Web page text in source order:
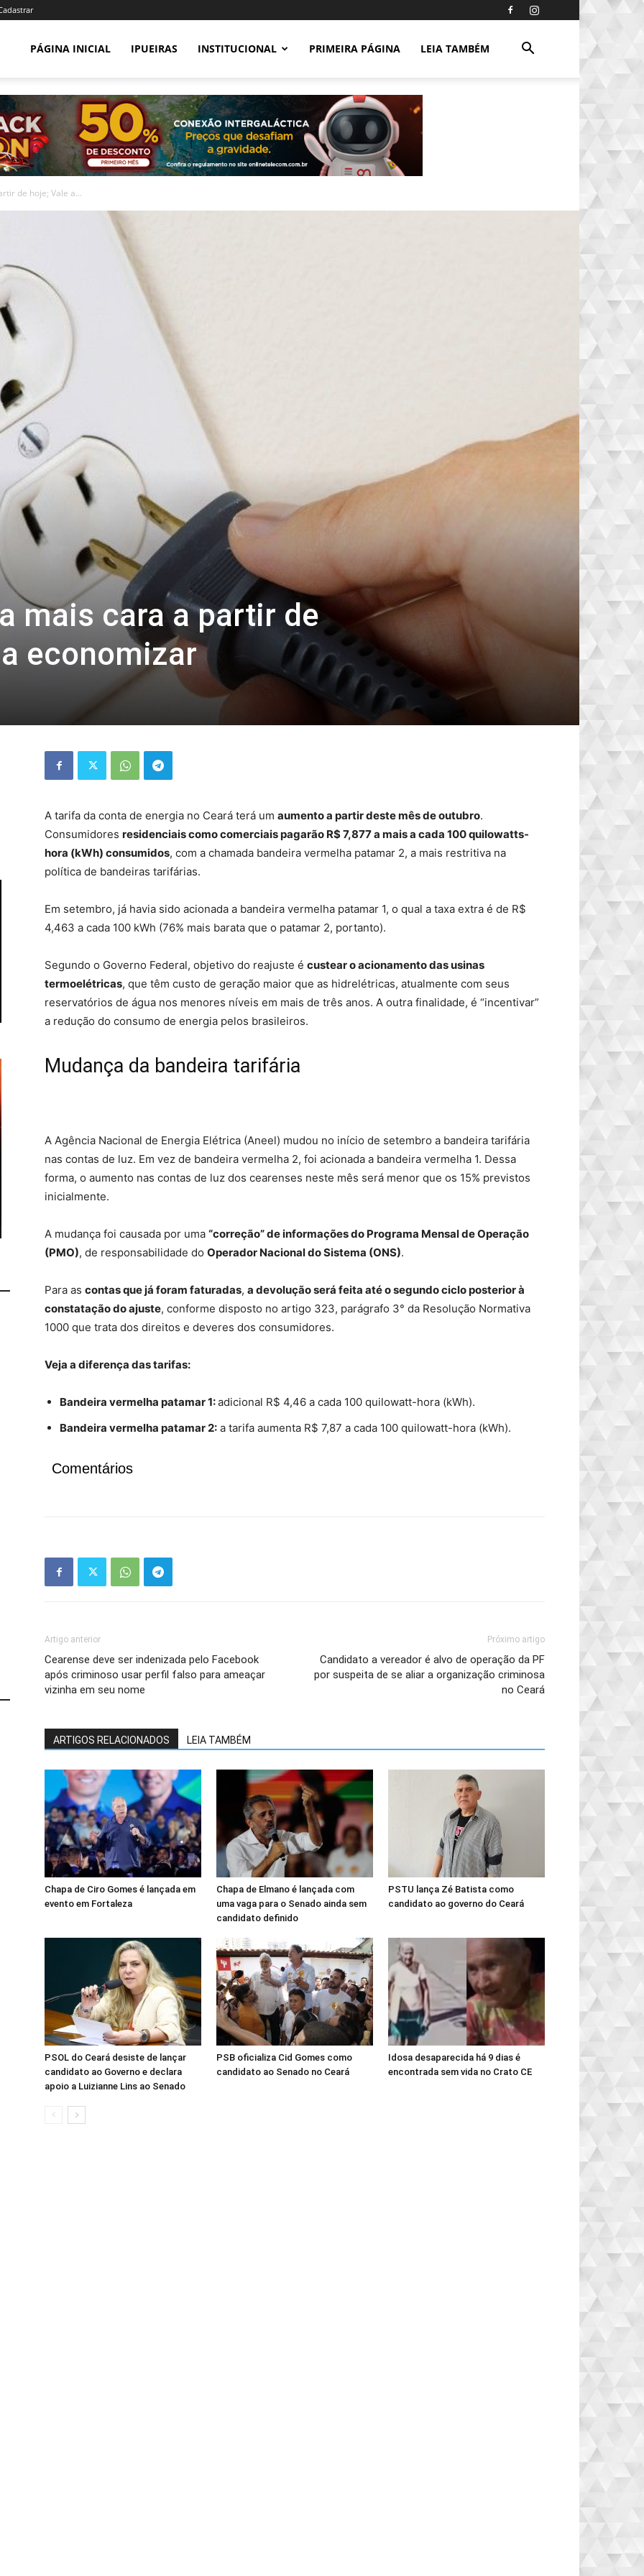
PÁGINA INICIAL IPUEIRAS INSTITUCIONAL PRIMEIRA PÁGINA LEIA TAMBÉM
de hoje; Vale a...
mais cara a partir de
economizar
A tarifa da conta de energia no Ceará terá um aumento a partir deste mês de outubro.
Consumidores residenciais como comerciais pagarão R$ 7,877 a mais a cada 100 quilowatts-
hora (kWh) consumidos, com a chamada bandeira vermelha patamar 2, a mais restritiva na
política de bandeiras tarifárias.
Em setembro, já havia sido acionada a bandeira vermelha patamar 1, o qual a taxa extra é de R$
4,463 a cada 100 kWh (76% mais barata que o patamar 2, portanto).
Segundo o Governo Federal, objetivo do reajuste é custear o acionamento das usinas
termoelétricas, que têm custo de geração maior que as hidrelétricas, atualmente com seus
reservatórios de água nos menores níveis em mais de três anos. A outra finalidade, é “incentivar”
a redução do consumo de energia pelos brasileiros.
Mudança da bandeira tarifária
A Agência Nacional de Energia Elétrica (Aneel) mudou no início de setembro a bandeira tarifária
nas contas de luz. Em vez de bandeira vermelha 2, foi acionada a bandeira vermelha 1. Dessa
forma, o aumento nas contas de luz dos cearenses neste mês será menor que os 15% previstos
inicialmente.
A mudança foi causada por uma “correção” de informações do Programa Mensal de Operação
(PMO), de responsabilidade do Operador Nacional do Sistema (ONS).
Para as contas que já foram faturadas, a devolução será feita até o segundo ciclo posterior à
constatação do ajuste, conforme disposto no artigo 323, parágrafo 3° da Resolução Normativa
1000 que trata dos direitos e deveres dos consumidores.
Veja a diferença das tarifas:
Bandeira vermelha patamar 1:adicional R$ 4,46 a cada 100 quilowatt-hora (kWh).
Bandeira vermelha patamar 2: a tarifa aumenta R$ 7,87 a cada 100 quilowatt-hora (kWh).
Comentários
Artigo anterior
Cearense deve ser indenizada pelo Facebook
após criminoso usar perfil falso para ameaçar
vizinha em seu nome
Próximo artigo
Candidato a vereador é alvo de operação da PF
por suspeita de se aliar a organização criminosa
no Ceará
ARTIGOS RELACIONADOS LEIA TAMBÉM
Chapa de Ciro Gomes é lançada em
evento em Fortaleza
Chapa de Elmano é lançada com
uma vaga para o Senado ainda sem
candidato definido
PSTU lança Zé Batista como
candidato ao governo do Ceará
PSOL do Ceará desiste de lançar
candidato ao Governo e declara
apoio a Luizianne Lins ao Senado
PSB oficializa Cid Gomes como
candidato ao Senado no Ceará
Idosa desaparecida há 9 dias é
encontrada sem vida no Crato CE